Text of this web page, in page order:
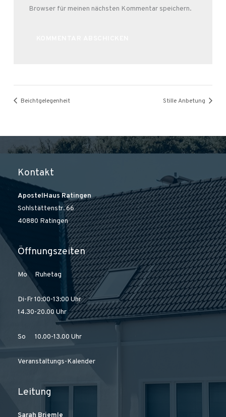
Browser für meinen nächsten Kommentar speichern.
Beichtgelegenheit Stille Anbetung
Kontakt
ApostelHaus Ratingen
Sohlstättenstr. 66
40880 Ratingen
Öffnungszeiten
Mo Ruhetag
Di-Fr 10:00-13:00 Uhr
14.30-20.00 Uhr
So 10.00-13.00 Uhr
Veranstaltungs-Kalender
Leitung